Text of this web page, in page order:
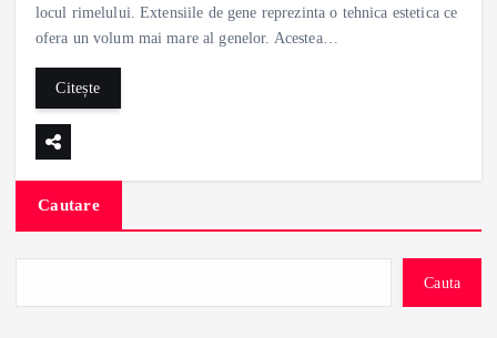
locul rimelului. Extensiile de gene reprezinta o tehnica estetica ce
ofera un volum mai mare al genelor. Acestea…
Citește
Cautare
Cauta